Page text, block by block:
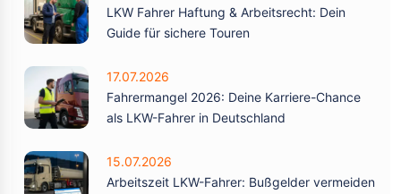
LKW Fahrer Haftung & Arbeitsrecht: Dein
Guide für sichere Touren
17.07.2026
Fahrermangel 2026: Deine Karriere-Chance
als LKW-Fahrer in Deutschland
15.07.2026
Arbeitszeit LKW-Fahrer: Bußgelder vermeiden